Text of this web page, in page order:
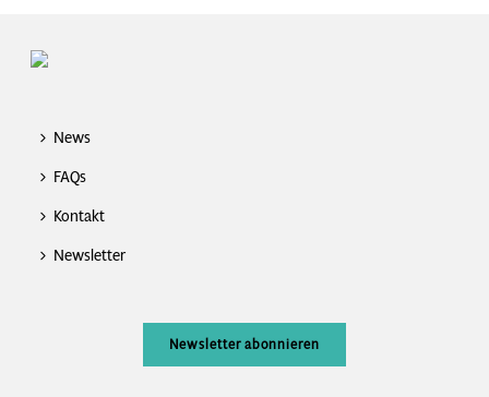
News
FAQs
Kontakt
Newsletter
Newsletter abonnieren